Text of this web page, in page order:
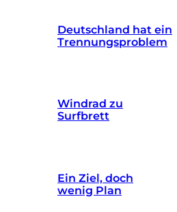
Deutschland hat ein
Trennungsproblem
Windrad zu
Surfbrett
Ein Ziel, doch
wenig Plan